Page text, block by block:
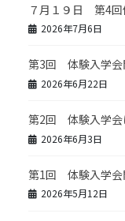
７月１９日 第4回
2026年7月6日
第3回 体験入学会
2026年6月22日
第2回 体験入学会
2026年6月3日
第1回 体験入学会
2026年5月12日